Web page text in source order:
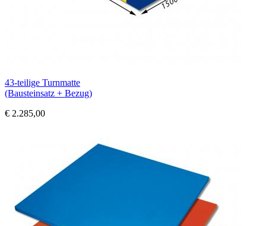
43-teilige Turnmatte
(Bausteinsatz + Bezug)
€ 2.285,00